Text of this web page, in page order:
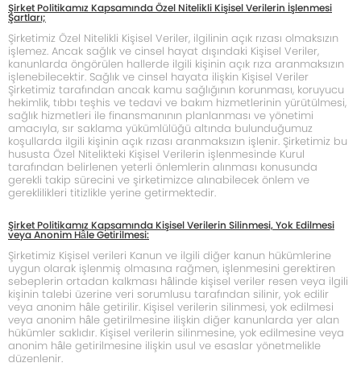
Şirket Politikamız Kapsamında Özel Nitelikli Kişisel Verilerin İşlenmesi
Şartları;
Şirketimiz Özel Nitelikli Kişisel Veriler, ilgilinin açık rızası olmaksızın
işlemez. Ancak sağlık ve cinsel hayat dışındaki Kişisel Veriler,
kanunlarda öngörülen hallerde ilgili kişinin açık rıza aranmaksızın
işlenebilecektir. Sağlık ve cinsel hayata ilişkin Kişisel Veriler
Şirketimiz tarafından ancak kamu sağlığının korunması, koruyucu
hekimlik, tıbbı teşhis ve tedavi ve bakım hizmetlerinin yürütülmesi,
sağlık hizmetleri ile finansmanının planlanması ve yönetimi
amacıyla, sır saklama yükümlülüğü altında bulunduğumuz
koşullarda ilgili kişinin açık rızası aranmaksızın işlenir. Şirketimiz bu
hususta Özel Nitelikteki Kişisel Verilerin işlenmesinde Kurul
tarafından belirlenen yeterli önlemlerin alınması konusunda
gerekli takip sürecini ve şirketimizce alınabilecek önlem ve
gereklilikleri titizlikle yerine getirmektedir.
Şirket Politikamız Kapsamında Kişisel Verilerin Silinmesi, Yok Edilmesi
veya Anonim Hâle Getirilmesi:
Şirketimiz Kişisel verileri Kanun ve ilgili diğer kanun hükümlerine
uygun olarak işlenmiş olmasına rağmen, işlenmesini gerektiren
sebeplerin ortadan kalkması hâlinde kişisel veriler resen veya ilgili
kişinin talebi üzerine veri sorumlusu tarafından silinir, yok edilir
veya anonim hâle getirilir. Kişisel verilerin silinmesi, yok edilmesi
veya anonim hâle getirilmesine ilişkin diğer kanunlarda yer alan
hükümler saklıdır. Kişisel verilerin silinmesine, yok edilmesine veya
anonim hâle getirilmesine ilişkin usul ve esaslar yönetmelikle
düzenlenir.